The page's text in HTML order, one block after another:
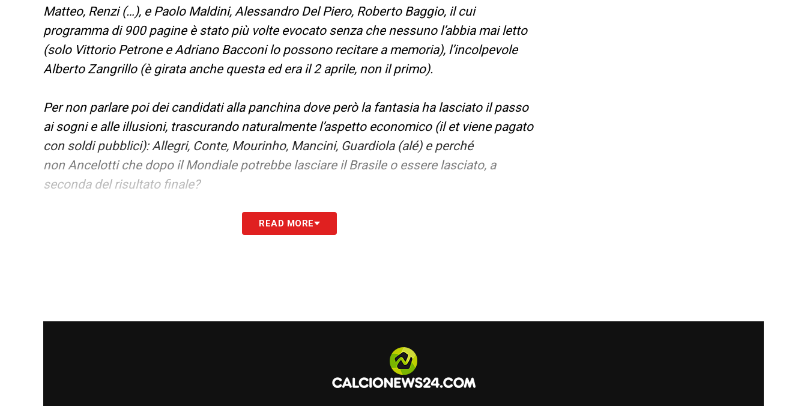
Matteo, Renzi (…), e Paolo Maldini, Alessandro Del Piero, Roberto Baggio, il cui
programma di 900 pagine è stato più volte evocato senza che nessuno l’abbia mai letto
(solo Vittorio Petrone e Adriano Bacconi lo possono recitare a memoria), l’incolpevole
Alberto Zangrillo (è girata anche questa ed era il 2 aprile, non il primo).
Per non parlare poi dei candidati alla panchina dove però la fantasia ha lasciato il passo
ai sogni e alle illusioni, trascurando naturalmente l’aspetto economico (il et viene pagato
con soldi pubblici): Allegri, Conte, Mourinho, Mancini, Guardiola (alé) e perché
non Ancelotti che dopo il Mondiale potrebbe lasciare il Brasile o essere lasciato, a
seconda del risultato finale?
Meglio che mi soffermi su Malagò che lo sport, la politica e i rapporti non solo
istituzionali li maneggia con grande disinvoltura. Dicono che qualcuno della destra non
peggio: non abbiamo manager di livello. Non a caso uno come Marotta, il più esperto, se
Se mi fosse chiesto di indicare un nome, farei quello di chi considero il più competente
READ MORE